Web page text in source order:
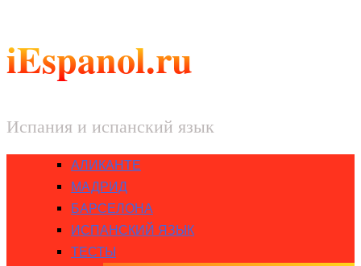
iEspanol.ru
Испания и испанский язык
АЛИКАНТЕ
МАДРИД
БАРСЕЛОНА
ИСПАНСКИЙ ЯЗЫК
ТЕСТЫ